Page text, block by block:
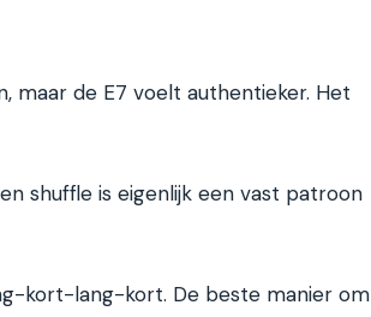
maar de E7 voelt authentieker. Het
shuffle is eigenlijk een vast patroon
kort-lang-kort. De beste manier om